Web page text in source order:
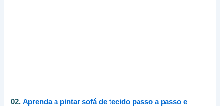
02.Aprenda a pintar sofá de tecido passo a passo e